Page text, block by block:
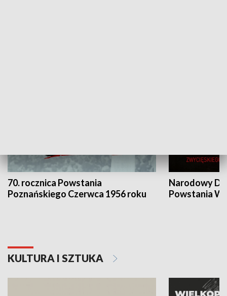
70. rocznica Powstania
Poznańskiego Czerwca 1956 roku
Narodowy
Powstania
KULTURA I SZTUKA